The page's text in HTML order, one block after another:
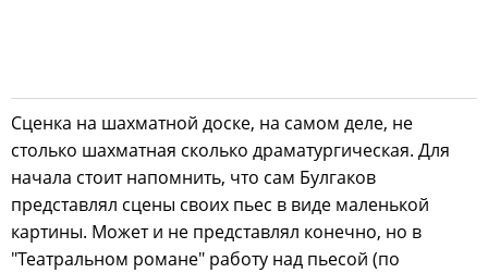
Сценка на шахматной доске, на самом деле, не
столько шахматная сколько драматургическая. Для
начала стоит напомнить, что сам Булгаков
представлял сцены своих пьес в виде маленькой
картины. Может и не представлял конечно, но в
"Театральном романе" работу над пьесой (по